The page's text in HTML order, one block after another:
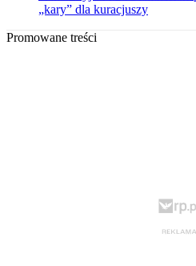
„kary” dla kuracjuszy
Promowane treści